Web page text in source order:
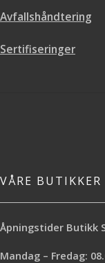
Avfallshåndtering
Sertifiseringer
VÅRE BUTIKKER
Åpningstider Butikk
Mandag – Fredag: